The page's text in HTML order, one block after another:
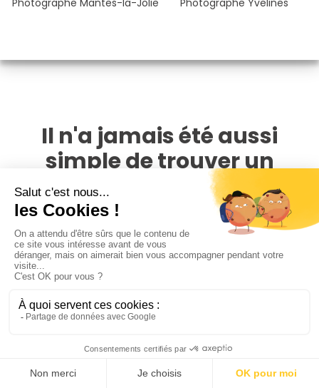
Photographe Mantes-la-Jolie
Photographe Yvelines
Il n'a jamais été aussi
simple de trouver un
photographe portrait à
Mantes-la-Jolie
PhotoPresta rassemble plus de 4 000 photographes à
travers la France. En 1 clic, comparez toutes les offres
disponibles autour du lieu de votre portrait pour ne payer
aucun frais de déplacements, et trouvez le photographe
portrait à Mantes-la-Jolie qui correspond à vos envies et à
PhotoPresta, nous vous conseillons avant tout de regarder